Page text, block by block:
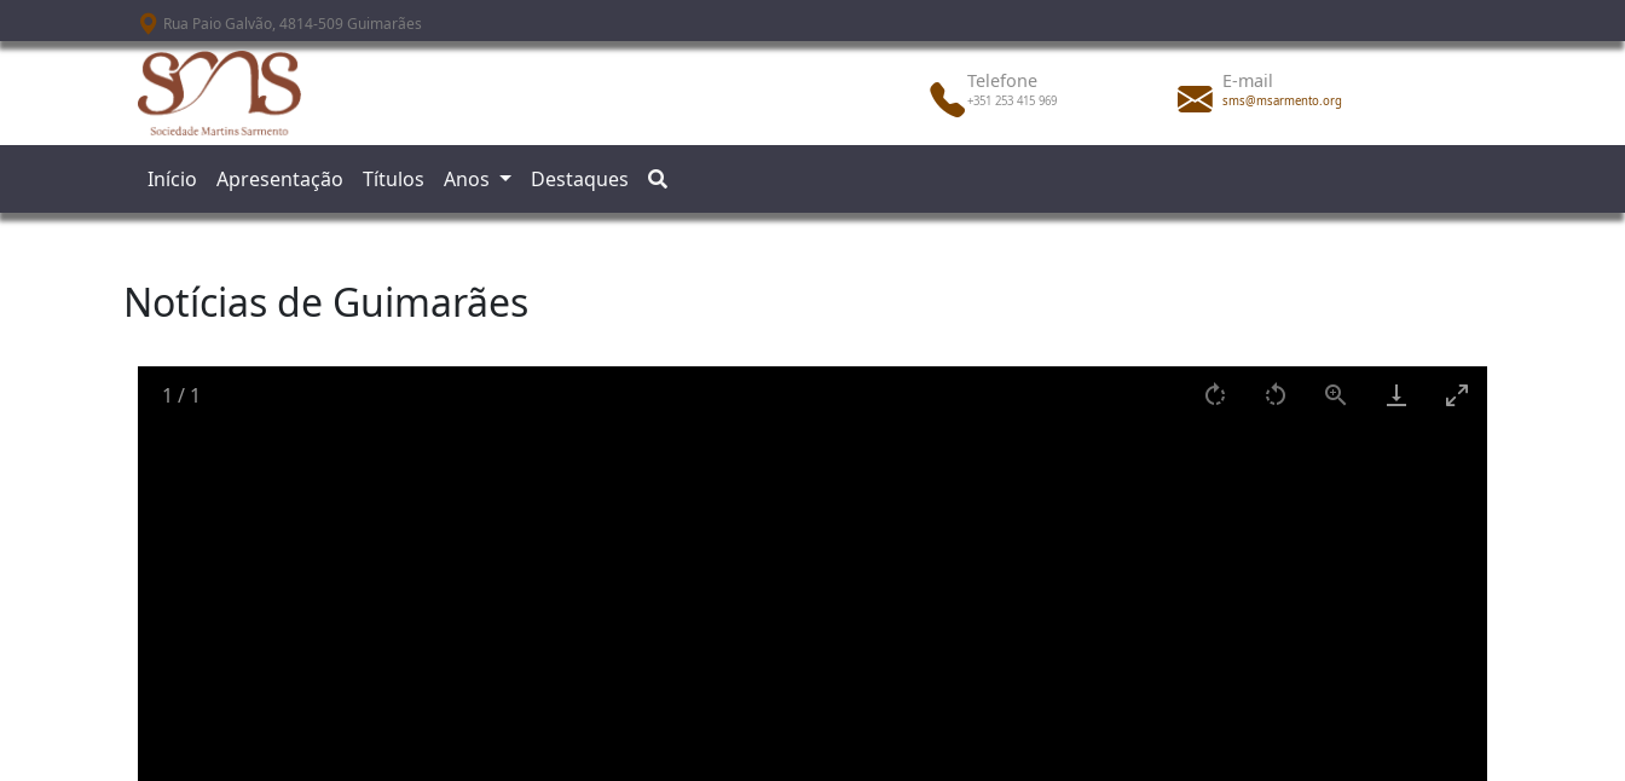
Passar para o conteúdo principal
Rua Paio Galvão, 4814-509 Guimarães
Telefone
+351 253 415 969
E-mail
sms@msarmento.org
Início Apresentação Títulos Anos Destaques
Notícias de Guimarães
1 / 1